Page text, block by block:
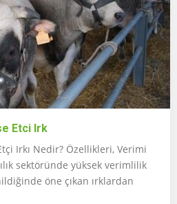
Etci Irk
Irkı Nedir? Özellikleri, Verimi
sektöründe yüksek verimlilik
öne çıkan ırklardan